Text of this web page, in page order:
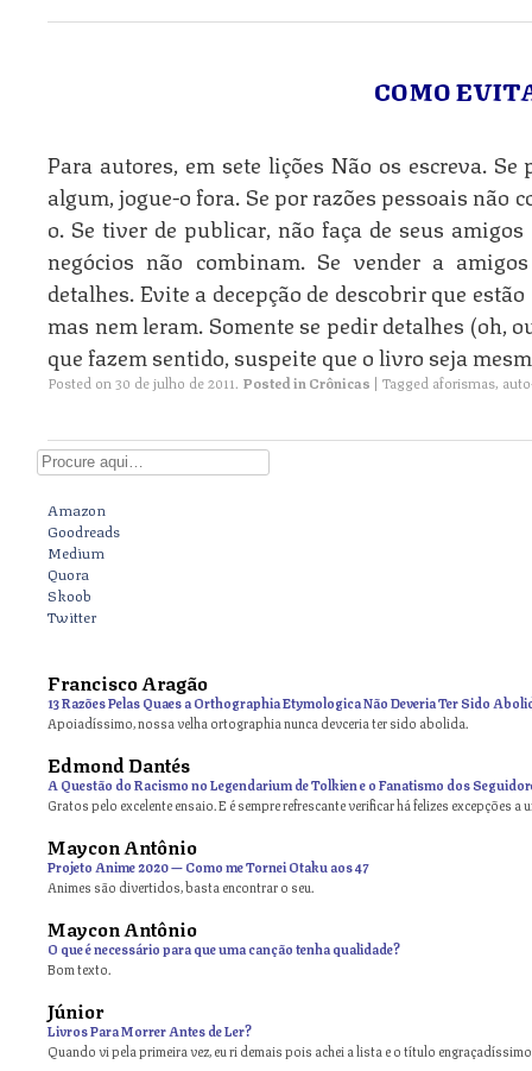
COMO
Para autores, em sete lições Não os escreva.
algum, jogue-o fora. Se por razões pessoais não
o. Se tiver de publicar, não faça de seus
negócios não combinam. Se vender a
detalhes. Evite a decepção de descobrir que
mas nem leram. Somente se pedir detalhes (oh,
que fazem sentido, suspeite que o livro seja
Posted on30 de julho de 2011. Posted inCrônicas | Tagged aforismas,
Digite aqui
Amazon
Goodreads
Medium
Quora
Skoob
Twitter
Francisco Aragão
13 Razões Pelas Quaes a Orthographia Etymologica Não Deveria Ter Sido
Apoiadíssimo, nossa velha ortographia nunca devceria ter sido abolida.
Edmond Dantés
A Questão do Racismo no Legendarium de Tolkien e o Fanatismo dos
Gratos pelo excelente ensaio. E é sempre refrescante verificar há felizes excepções a
Maycon Antônio
Projeto Anime 2020 — Como me Tornei Otaku aos 47
Animes são divertidos, basta encontrar o seu.
Maycon Antônio
O que é necessário para que uma canção tenha qualidade?
Bom texto.
Júnior
Livros Para Morrer Antes de Ler?
Quando vi pela primeira vez, eu ri demais pois achei a lista e o título